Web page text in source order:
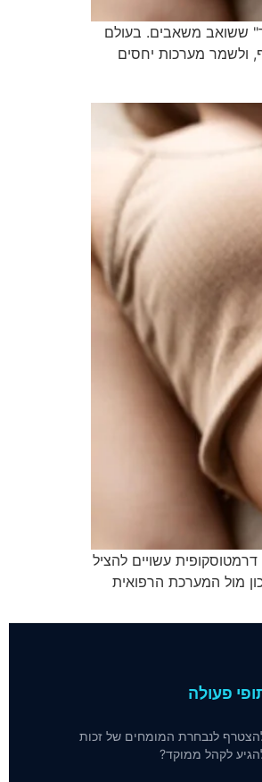
"בור" ששואב משאבים. בעולם
ולשמר מערכות יחסים
דרמטוסקופית עשויים להציל
מול המערכת הרפואית
פעולה
לנבחרת המומחים של זכות
לקהל ממוקד?